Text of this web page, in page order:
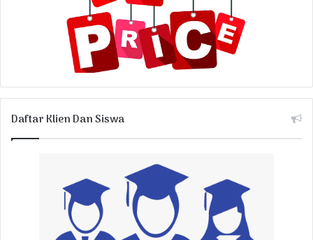
Daftar Klien Dan Siswa